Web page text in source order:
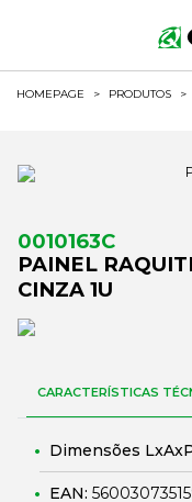
HOMEPAGE > PRODUTOS >
0010163C
PAINEL
CINZA 1U
CARACTERÍSTICAS
Dimensões
EAN: